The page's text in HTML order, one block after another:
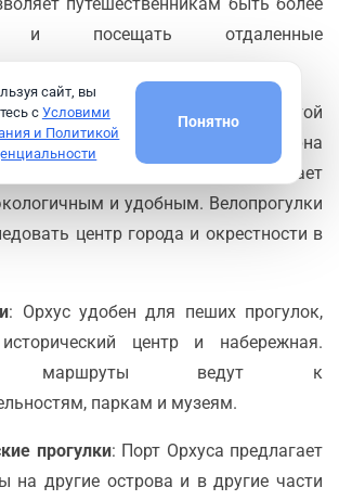
и посещать отдаленные
— велосипедный город с развитой
Аренда велосипедов популярна
и местных жителей, что делает
и удобным. Велопрогулки
центр города и окрестности в
: Орхус удобен для пеших прогулок,
центр и набережная.
маршруты ведут к
паркам и музеям.
прогулки: Порт Орхуса предлагает
на другие острова и в другие части
сайт, вы
с Условими
и Политикой
Понятно